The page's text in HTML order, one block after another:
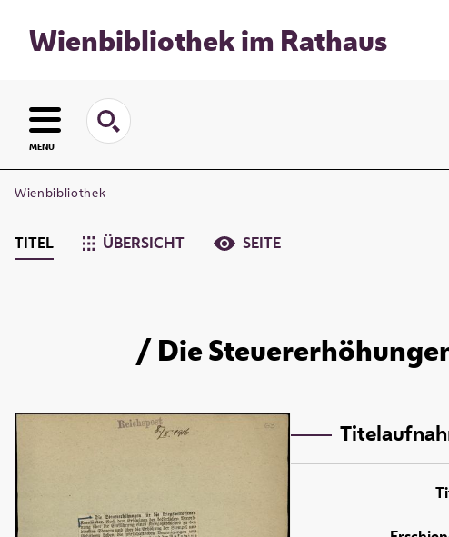
Wienbibliothek im Rathaus
MENU
Wienbibliothek
TITEL ÜBERSICHT SEITE
/ Die